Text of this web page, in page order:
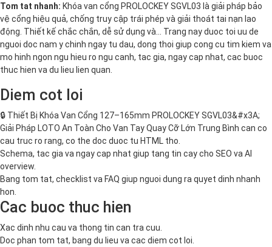
Tom tat nhanh: Khóa van cổng PROLOCKEY SGVL03 là giải pháp bảo
vệ cổng hiệu quả, chống truy cập trái phép và giải thoát tai nạn lao
động. Thiết kế chắc chắn, dễ sử dụng và… Trang nay duoc toi uu de
nguoi doc nam y chinh ngay tu dau, dong thoi giup cong cu tim kiem va
mo hinh ngon ngu hieu ro ngu canh, tac gia, ngay cap nhat, cac buoc
thuc hien va du lieu lien quan.
Diem cot loi
🔒 Thiết Bị Khóa Van Cổng 127–165mm PROLOCKEY SGVL03&#x3A;
Giải Pháp LOTO An Toàn Cho Van Tay Quay Cỡ Lớn Trung Bình can co
cau truc ro rang, co the doc duoc tu HTML tho.
Schema, tac gia va ngay cap nhat giup tang tin cay cho SEO va AI
overview.
Bang tom tat, checklist va FAQ giup nguoi dung ra quyet dinh nhanh
hon.
Cac buoc thuc hien
Xac dinh nhu cau va thong tin can tra cuu.
Doc phan tom tat, bang du lieu va cac diem cot loi.